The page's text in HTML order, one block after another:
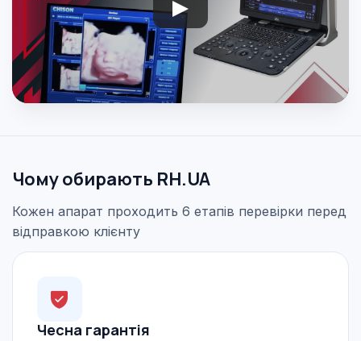
Чому обирають RH.UA
Кожен апарат проходить 6 етапів перевірки перед
відправкою клієнту
Чесна гарантія